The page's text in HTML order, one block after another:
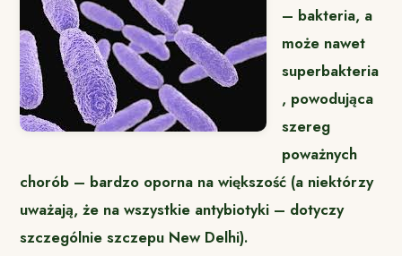
– bakteria, a
może nawet
superbakteria
, powodująca
szereg
poważnych
chorób – bardzo oporna na większość (a niektórzy
uważają, że na wszystkie antybiotyki – dotyczy
szczególnie szczepu New Delhi).